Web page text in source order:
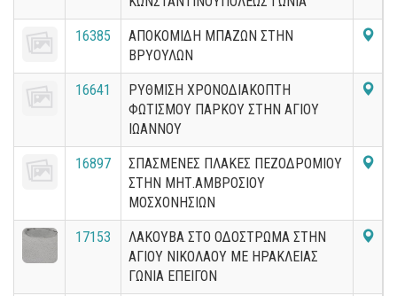
16385
ΑΠΟΚΟΜΙΔΗ ΜΠΑΖΩΝ ΣΤΗΝ
ΒΡΥΟΥΛΩΝ
16641
ΡΥΘΜΙΣΗ ΧΡΟΝΟΔΙΑΚΟΠΤΗ
ΦΩΤΙΣΜΟΥ ΠΑΡΚΟΥ ΣΤΗΝ ΑΓΙΟΥ
ΙΩΑΝΝΟΥ
16897
ΣΠΑΣΜΕΝΕΣ ΠΛΑΚΕΣ ΠΕΖΟΔΡΟΜΙΟΥ
ΣΤΗΝ ΜΗΤ.ΑΜΒΡΟΣΙΟΥ
ΜΟΣΧΟΝΗΣΙΩΝ
17153
ΛΑΚΟΥΒΑ ΣΤΟ ΟΔΟΣΤΡΩΜΑ ΣΤΗΝ
ΑΓΙΟΥ ΝΙΚΟΛΑΟΥ ΜΕ ΗΡΑΚΛΕΙΑΣ
ΓΩΝΙΑ ΕΠΕΙΓΟΝ